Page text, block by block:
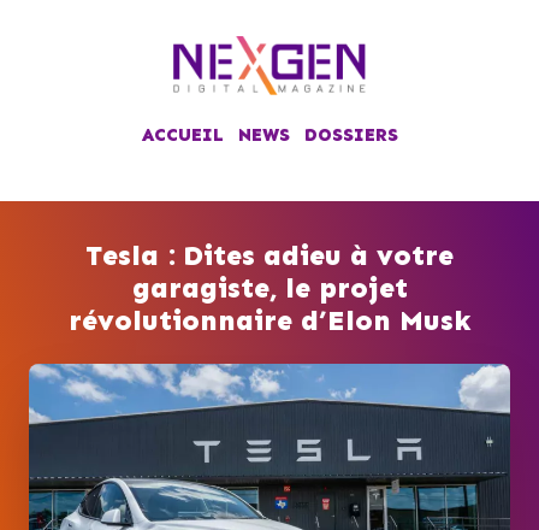
ACCUEIL NEWS DOSSIERS
Tesla : Dites adieu à votre
garagiste, le projet
révolutionnaire d’Elon Musk